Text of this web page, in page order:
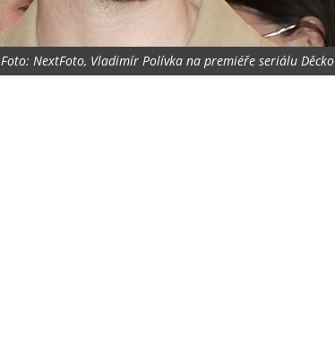
Foto: NextFoto, Vladimír Polívka na premiéře seriálu Děcko